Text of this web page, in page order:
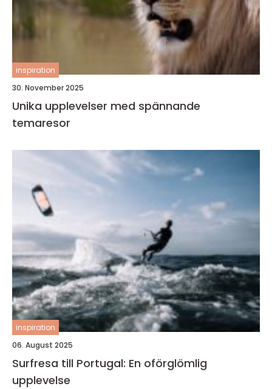
inspiration
30. November 2025
Unika upplevelser med spännande
temaresor
inspiration
06. August 2025
Surfresa till Portugal: En oförglömlig
upplevelse